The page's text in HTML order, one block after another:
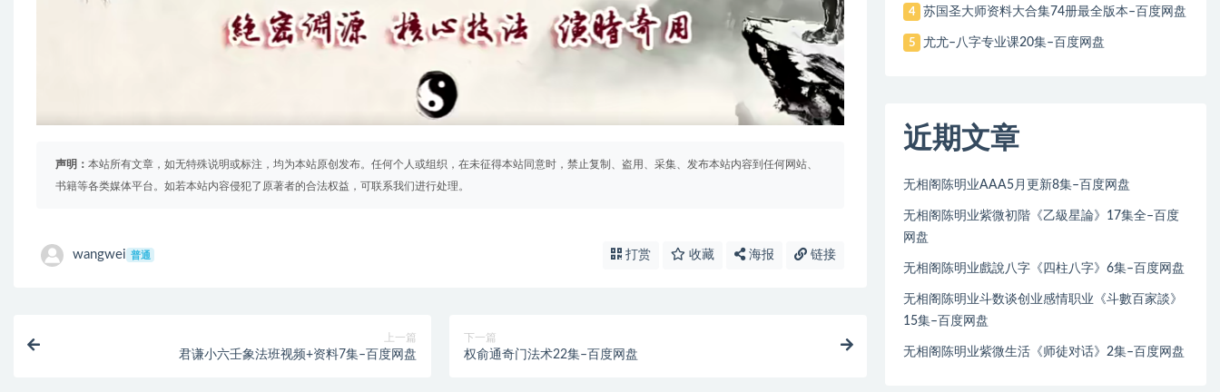
声明： 本站所有文章，如无特殊说明或标注，均为本站原创发布。任何个人或组织，在未征得本站同意时，禁止复制、盗用、采集、发布本站内容到任何网站、
书籍等各类媒体平台。如若本站内容侵犯了原著者的合法权益，可联系我们进行处理。
wangwei 普通 打赏 收藏 海报 链接
上一篇
君谦小六壬象法班视频+资料7集–百度网盘
下一篇
权俞通奇门法术22集–百度网盘
4 苏国圣大师资料大合集74册最全版本–百度网盘
5 尤尤–八字专业课20集–百度网盘
近期文章
无相阁陈明业AAA5月更新8集–百度网盘
无相阁陈明业紫微初階《乙級星論》17集全–百度
网盘
无相阁陈明业戲說八字《四柱八字》6集–百度网盘
无相阁陈明业斗数谈创业感情职业《斗數百家談》
15集–百度网盘
无相阁陈明业紫微生活《师徒对话》2集–百度网盘